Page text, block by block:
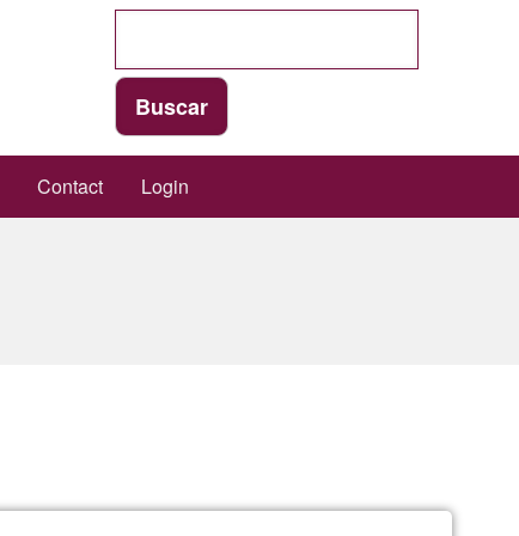
Contact Login